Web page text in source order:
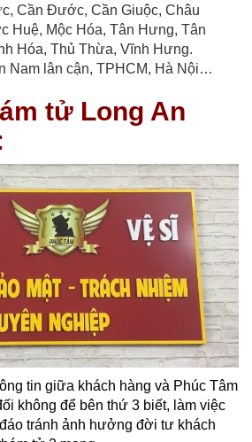
Cần Đước, Cần Giuộc, Châu
Huệ, Mộc Hóa, Tân Hưng, Tân
Hóa, Thủ Thừa, Vĩnh Hưng.
Nam lân cận, TPHCM, Hà Nội…
tử Long An
tin giữa khách hàng và Phúc Tâm
không để bên thứ 3 biết, làm việc
tránh ảnh hưởng đời tư khách